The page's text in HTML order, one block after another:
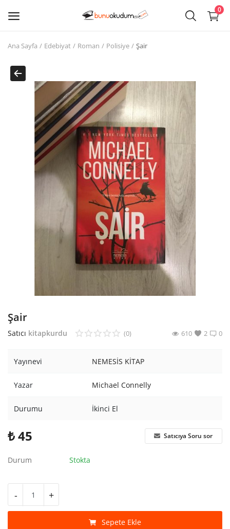
0
Sat
Edebiyat
Ders - Sınav Kitapları
Araştırma - Tarih
Hobi Kitapları
Diğer
Kitaplığım
Mağazalar
Ana Sayfa Edebiyat Roman Polisiye Şair
Şair
Satıcı kitapkurdu 0
(0) 2
610
Yayınevi NEMESİS KİTAP
Yazar Michael Connelly
Durumu İkinci El
₺45 Satıcıya Soru sor
Durum Stokta
- +
Sepete Ekle